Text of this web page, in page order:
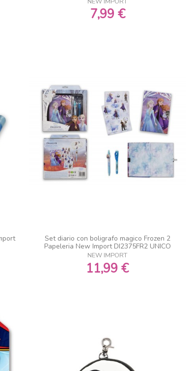
7,99 €
Set diario con boligrafo magico Frozen 2
Papeleria New Import DI2375FR2 UNICO
NEW IMPORT
11,99 €